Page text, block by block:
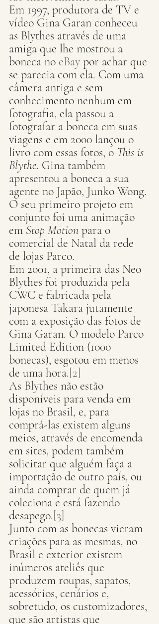
Em 1997, produtora de TV e
vídeo Gina Garan conheceu
as Blythes através de uma
amiga que lhe mostrou a
boneca no eBay por achar que
se parecia com ela. Com uma
câmera antiga e sem
conhecimento nenhum em
fotografia, ela passou a
fotografar a boneca em suas
viagens e em 2000 lançou o
livro com essas fotos, o This is
Blythe. Gina também
apresentou a boneca a sua
agente no Japão, Junko Wong.
O seu primeiro projeto em
conjunto foi uma animação
em Stop Motion para o
comercial de Natal da rede
de lojas Parco.
Em 2001, a primeira das Neo
Blythes foi produzida pela
CWC e fabricada pela
japonesa Takara jutamente
com a exposição das fotos de
Gina Garan. O modelo Parco
Limited Edition (1000
bonecas), esgotou em menos
de uma hora.[2]
As Blythes não estão
disponíveis para venda em
lojas no Brasil, e, para
comprá-las existem alguns
meios, através de encomenda
em sites, podem também
solicitar que alguém faça a
importação de outro país, ou
ainda comprar de quem já
coleciona e está fazendo
desapego.[3]
Junto com as bonecas vieram
criações para as mesmas, no
Brasil e exterior existem
inúmeros ateliês que
produzem roupas, sapatos,
acessórios, cenários e,
sobretudo, os customizadores,
que são artistas que